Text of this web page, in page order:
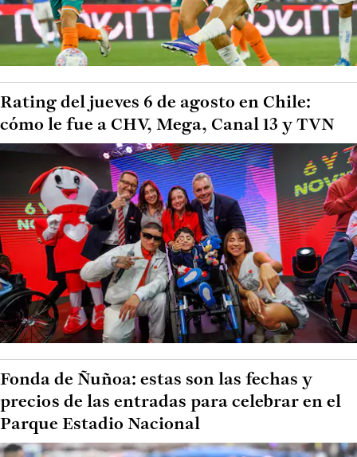
Rating del jueves 6 de agosto en Chile:
cómo le fue a CHV, Mega, Canal 13 y TVN
Fonda de Ñuñoa: estas son las fechas y
precios de las entradas para celebrar en el
Parque Estadio Nacional